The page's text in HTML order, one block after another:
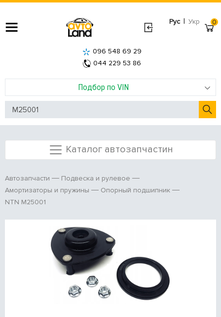
Рус | Укр
Подбор по VIN
096 548 69 29
044 229 53 86
0
Каталог автозапчастин
Автозапчасти
Подвеска и рулевое
Амортизаторы и пружины
Опорный подшипник
NTN M25001